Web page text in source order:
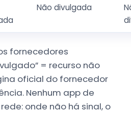
Não divulgada
fornecedores
= recurso não
oficial do fornecedor
Nenhum app de
onde não há sinal, o